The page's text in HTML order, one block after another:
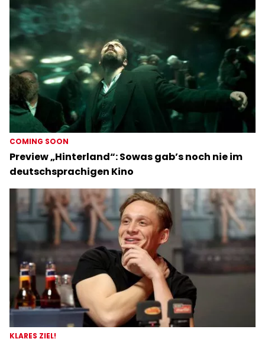
COMING SOON
Preview „Hinterland“: Sowas gab’s noch nie im
deutschsprachigen Kino
KLARES ZIEL!